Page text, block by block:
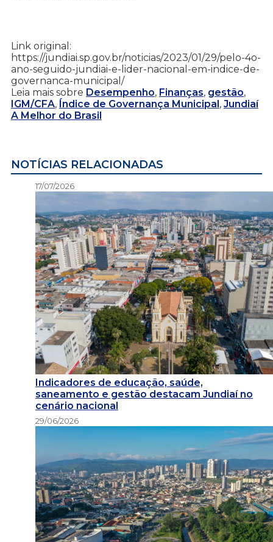
Link original:
https://jundiai.sp.gov.br/noticias/2023/01/29/pelo-4o-
ano-seguido-jundiai-e-lider-nacional-em-indice-de-
governanca-municipal/
Leia mais sobre Desempenho, Finanças, gestão,
IGM/CFA, Índice de Governança Municipal, Jundiaí
A Melhor do Brasil
NOTÍCIAS RELACIONADAS
17/07/2026
Indicadores de educação, saúde,
saneamento e gestão destacam Jundiaí no
cenário nacional
29/06/2026